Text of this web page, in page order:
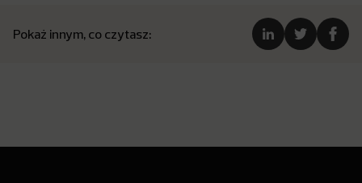
Pokaż innym, co czytasz: